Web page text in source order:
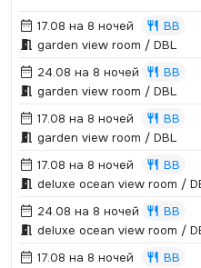
17.08 на 8 ночей
BB
garden view room / DBL
24.08 на 8 ночей
BB
garden view room / DBL
17.08 на 8 ночей
BB
garden view room / DBL
17.08 на 8 ночей
BB
deluxe ocean view room /
24.08 на 8 ночей
BB
deluxe ocean view room /
17.08 на 8 ночей
BB